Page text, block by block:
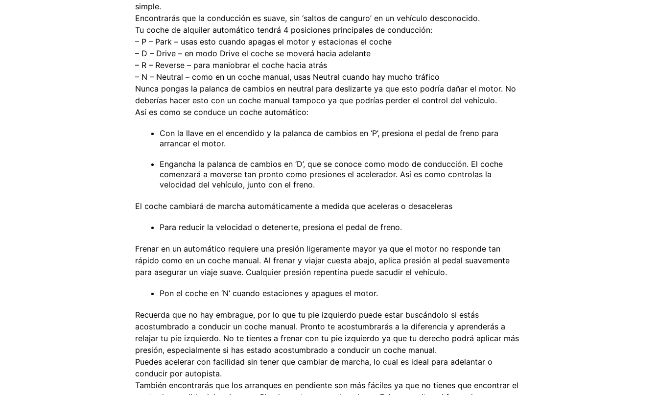
simple.
Encontrarás que la conducción es suave, sin ‘saltos de canguro’ en un vehículo desconocido.
Tu coche de alquiler automático tendrá 4 posiciones principales de conducción:
– P – Park – usas esto cuando apagas el motor y estacionas el coche
– D – Drive – en modo Drive el coche se moverá hacia adelante
– R – Reverse – para maniobrar el coche hacia atrás
– N – Neutral – como en un coche manual, usas Neutral cuando hay mucho tráfico
Nunca pongas la palanca de cambios en neutral para deslizarte ya que esto podría dañar el motor. No
deberías hacer esto con un coche manual tampoco ya que podrías perder el control del vehículo.
Así es como se conduce un coche automático:
Con la llave en el encendido y la palanca de cambios en ‘P’, presiona el pedal de freno para
arrancar el motor.
Engancha la palanca de cambios en ‘D’, que se conoce como modo de conducción. El coche
comenzará a moverse tan pronto como presiones el acelerador. Así es como controlas la
velocidad del vehículo, junto con el freno.
El coche cambiará de marcha automáticamente a medida que aceleras o desaceleras
Para reducir la velocidad o detenerte, presiona el pedal de freno.
Frenar en un automático requiere una presión ligeramente mayor ya que el motor no responde tan
rápido como en un coche manual. Al frenar y viajar cuesta abajo, aplica presión al pedal suavemente
para asegurar un viaje suave. Cualquier presión repentina puede sacudir el vehículo.
Pon el coche en ‘N’ cuando estaciones y apagues el motor.
Recuerda que no hay embrague, por lo que tu pie izquierdo puede estar buscándolo si estás
acostumbrado a conducir un coche manual. Pronto te acostumbrarás a la diferencia y aprenderás a
relajar tu pie izquierdo. No te tientes a frenar con tu pie izquierdo ya que tu derecho podrá aplicar más
presión, especialmente si has estado acostumbrado a conducir un coche manual.
Puedes acelerar con facilidad sin tener que cambiar de marcha, lo cual es ideal para adelantar o
conducir por autopista.
También encontrarás que los arranques en pendiente son más fáciles ya que no tienes que encontrar el